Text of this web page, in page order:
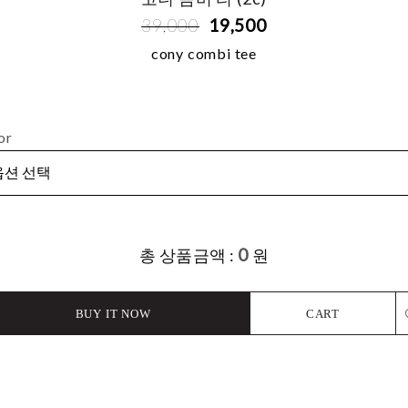
39,000 19,500
cony combi tee
총 상품금액 : 0 원
BUY IT NOW CART